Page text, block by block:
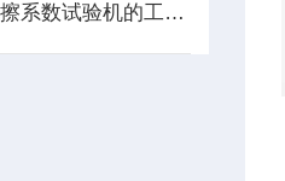
塑料摩擦系数试验机的工作原理与测量方法